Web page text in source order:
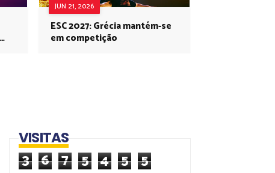
JUN 21, 2026
ESC 2027: Grécia mantém-se
em competição
VISITAS
3 6 7 5 4 5 5